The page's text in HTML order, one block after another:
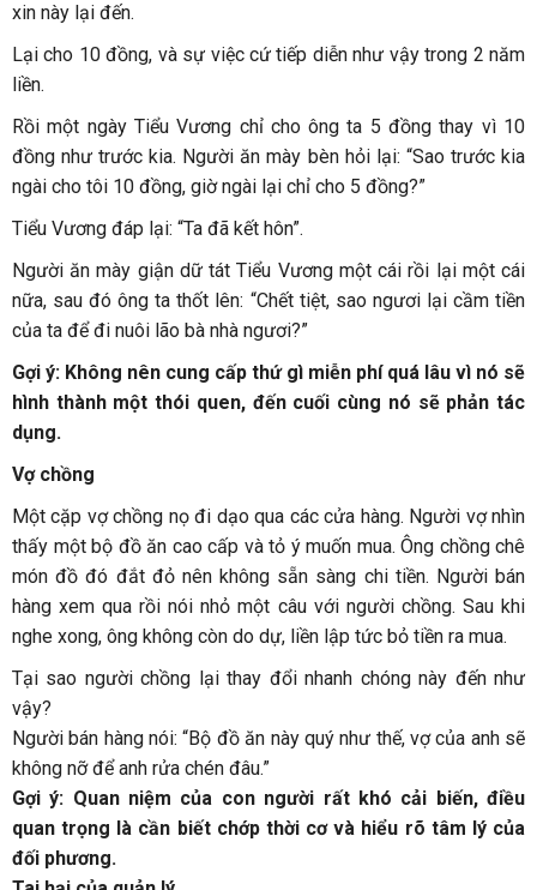
xin này lại đến.
Lại cho 10 đồng, và sự việc cứ tiếp diễn như vậy trong 2 năm
liền.
Rồi một ngày Tiểu Vương chỉ cho ông ta 5 đồng thay vì 10
đồng như trước kia. Người ăn mày bèn hỏi lại: “Sao trước kia
ngài cho tôi 10 đồng, giờ ngài lại chỉ cho 5 đồng?”
Tiểu Vương đáp lại: “Ta đã kết hôn”.
Người ăn mày giận dữ tát Tiểu Vương một cái rồi lại một cái
nữa, sau đó ông ta thốt lên: “Chết tiệt, sao ngươi lại cầm tiền
của ta để đi nuôi lão bà nhà ngươi?”
Gợi ý: Không nên cung cấp thứ gì miễn phí quá lâu vì nó sẽ
hình thành một thói quen, đến cuối cùng nó sẽ phản tác
dụng.
Vợ chồng
Một cặp vợ chồng nọ đi dạo qua các cửa hàng. Người vợ nhìn
thấy một bộ đồ ăn cao cấp và tỏ ý muốn mua. Ông chồng chê
món đồ đó đắt đỏ nên không sẵn sàng chi tiền. Người bán
hàng xem qua rồi nói nhỏ một câu với người chồng. Sau khi
nghe xong, ông không còn do dự, liền lập tức bỏ tiền ra mua.
Tại sao người chồng lại thay đổi nhanh chóng này đến như
vậy?
Người bán hàng nói: “Bộ đồ ăn này quý như thế, vợ của anh sẽ
không nỡ để anh rửa chén đâu.”
Gợi ý: Quan niệm của con người rất khó cải biến, điều
quan trọng là cần biết chớp thời cơ và hiểu rõ tâm lý của
đối phương.